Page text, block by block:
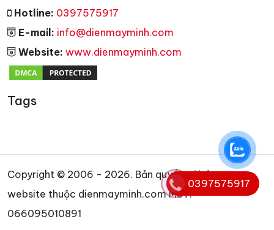
Hotline: 0397575917
E-mail: info@dienmayminh.com
Website: www.dienmayminh.com
Tags
Copyright © 2006 - 2026. Bản quyền nội dung
website thuộc dienmayminh.com MST:
066095010891
0397575917